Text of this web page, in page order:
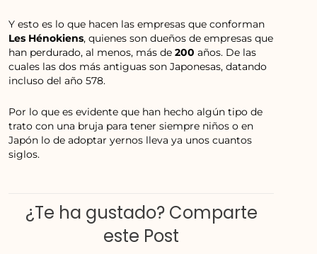
Y esto es lo que hacen las empresas que conforman
Les Hénokiens, quienes son dueños de empresas que
han perdurado, al menos, más de200años. De las
cuales las dos más antiguas son Japonesas, datando
incluso del año 578.
Por lo que es evidente que han hecho algún tipo de
trato con una bruja para tener siempre niños o en
Japón lo de adoptar yernos lleva ya unos cuantos
siglos.
¿Te ha gustado? Comparte
este Post